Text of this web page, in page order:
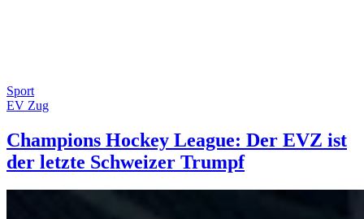
Sport
EV Zug
Champions Hockey League: Der EVZ ist
der letzte Schweizer Trumpf